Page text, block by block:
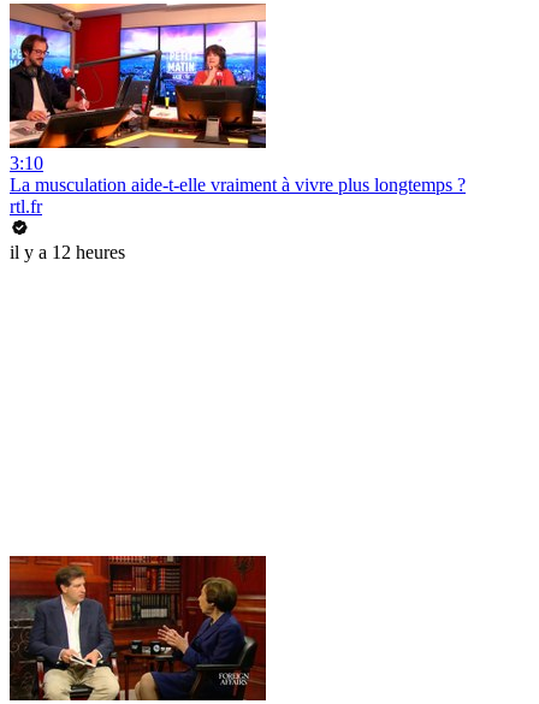
3:10
La musculation aide-t-elle vraiment à vivre plus longtemps ?
rtl.fr
il y a 12 heures